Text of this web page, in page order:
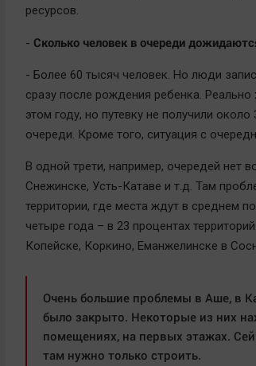
ресурсов.
- Сколько человек в очереди
- Более 60 тысяч человек. Но люди
сразу после рождения ребенка.
этом году, но путевку не получили
очереди. Кроме того, ситуация с
В одной трети, например, очередей нет
Снежинске, Усть-Катаве и т.д. Там
территории, где места ждут в среднем
четыре года – в 23 процентах
Копейске, Коркино, Еманжелинске в
Очень большие проблемы в Аше, в
было закрыто. Некоторые из них
помещениях, на первых этажах.
там нужно только строить.